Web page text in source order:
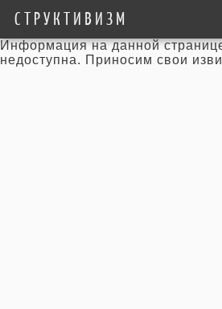
СТРУКТИВИЗМ
Информация на данной
недоступна. Приносим свои